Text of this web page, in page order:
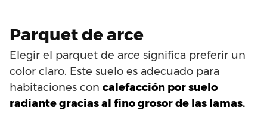
Parquet de arce
Elegir el parquet de arce significa preferir un
color claro. Este suelo es adecuado para
habitaciones con calefacción por suelo
radiante gracias al fino grosor de las lamas.